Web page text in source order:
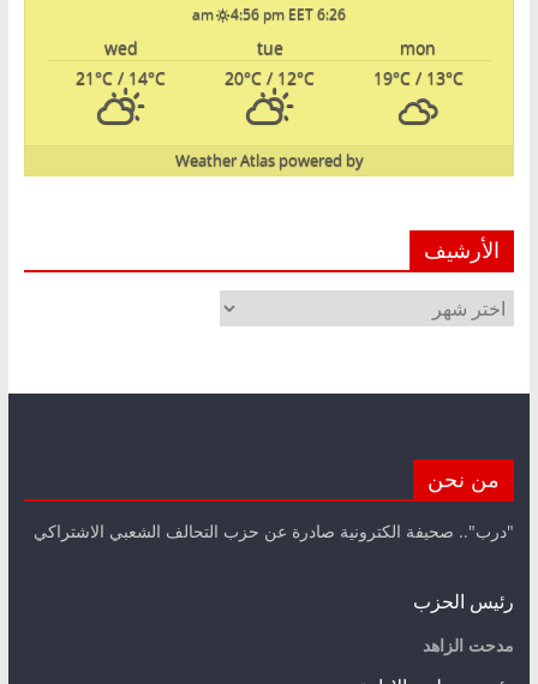
6:26 am
4:56 pm EET
mon
tue
wed
19°C/ 13°C
20°C / 12°C
21°C / 14°C
powered by
Weather Atlas
الأرشيف
الأرشيف
من نحن
"درب".. صحيفة الكترونية صادرة عن حزب التحالف الشعبي الاشتراكي
رئيس الحزب
مدحت الزاهد